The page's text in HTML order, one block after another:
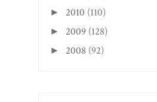
► 2010 (110)
► 2009 (128)
► 2008 (92)